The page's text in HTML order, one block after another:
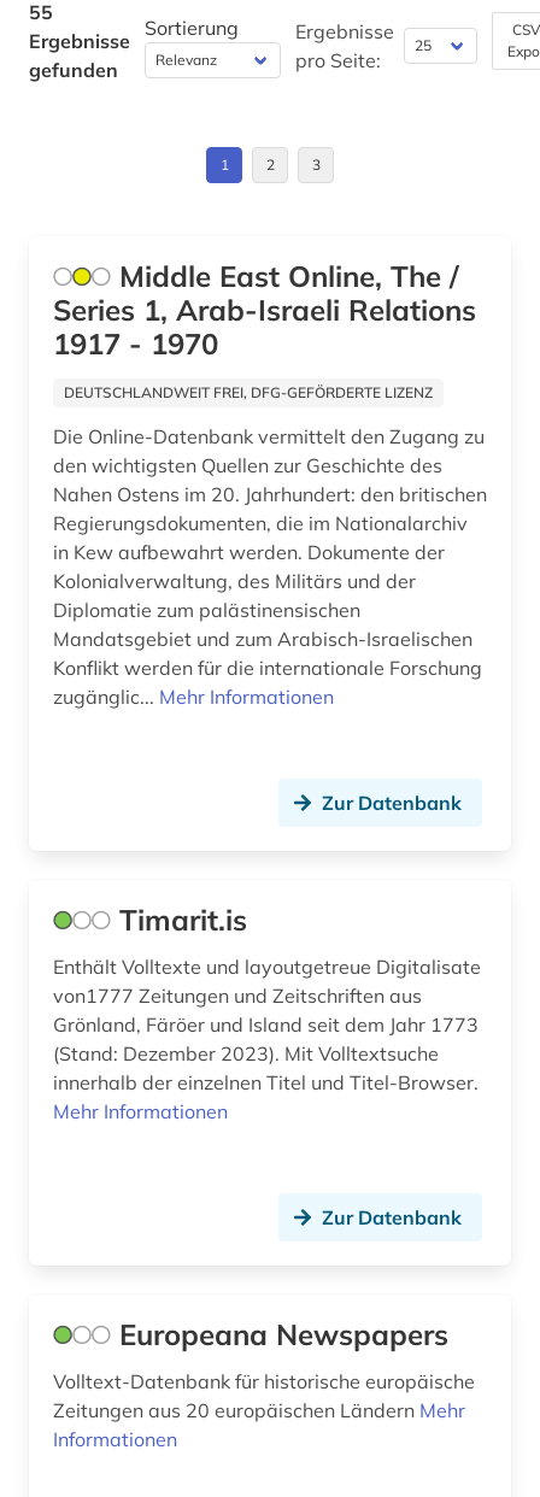
portugiesisch (1)
privatarchiv (1)
saga (1)
sagas (1)
schweden (3)
schwedisch (1)
skaldendichtung (1)
skandinavien (2)
spanisch (1)
sprachwissenschaft (3)
vermögen (1)
volkskunde (1)
volkszählung (2)
wahl (1)
wohnimmobilien (1)
wörterbuch (2)
Lettland (2)
Malta (1)
Mittelamerika (1)
Monaco (1)
Montenegro (1)
Niederlande (2)
Niedersachsen (1)
Nordamerika (1)
Oesterreich (2)
Osteuropa (1)
Ostmitteleuropa (1)
Palaestina (1)
Rumänien (1)
Russland, Sowjetunion (1)
Saarland (1)
55
Ergebnisse
gefunden
Sortierung
Ergebnisse
pro Seite:
1 2 3
Middle East Online, The /
Series 1, Arab-Israeli Relations
1917 - 1970
DEUTSCHLANDWEIT FREI, DFG-GEFÖRDERTE LIZENZ
Die Online-Datenbank vermittelt den Zugang zu
den wichtigsten Quellen zur Geschichte des
Nahen Ostens im 20. Jahrhundert: den britischen
Regierungsdokumenten, die im Nationalarchiv
in Kew aufbewahrt werden. Dokumente der
Kolonialverwaltung, des Militärs und der
Diplomatie zum palästinensischen
Mandatsgebiet und zum Arabisch-Israelischen
Konflikt werden für die internationale Forschung
zugänglic... Mehr Informationen
Zur Datenbank
Timarit.is
Enthält Volltexte und layoutgetreue Digitalisate
von1777 Zeitungen und Zeitschriften aus
Grönland, Färöer und Island seit dem Jahr 1773
(Stand: Dezember 2023). Mit Volltextsuche
innerhalb der einzelnen Titel und Titel-Browser.
Mehr Informationen
Zur Datenbank
Europeana Newspapers
Volltext-Datenbank für historische europäische
Zeitungen aus 20 europäischen Ländern Mehr
Informationen